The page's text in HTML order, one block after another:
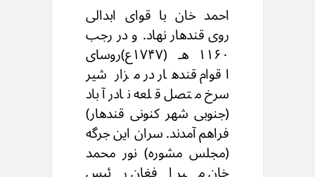
احمد خان با قوای ابدالی
روی قندهار نهاد. و در رجب
۱۱۶۰ هـ (۱۷۴۷ع)روسای
اقوام قندهار در مزار شیر
سرخ متصل قلعه نادر آباد
(جنوبی شهر کنونی قندهار)
فراهم آمدند. سران این جرگه
(مجلس مشوره) نور محمد